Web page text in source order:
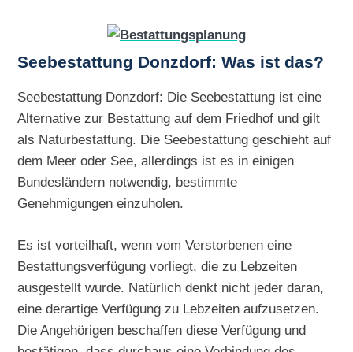
Seebestattung Donzdorf: Was ist das?
Seebestattung Donzdorf: Die Seebestattung ist eine
Alternative zur Bestattung auf dem Friedhof und gilt
als Naturbestattung. Die Seebestattung geschieht auf
dem Meer oder See, allerdings ist es in einigen
Bundesländern notwendig, bestimmte
Genehmigungen einzuholen.
Es ist vorteilhaft, wenn vom Verstorbenen eine
Bestattungsverfügung vorliegt, die zu Lebzeiten
ausgestellt wurde. Natürlich denkt nicht jeder daran,
eine derartige Verfügung zu Lebzeiten aufzusetzen.
Die Angehörigen beschaffen diese Verfügung und